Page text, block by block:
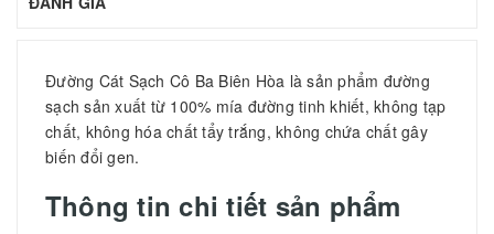
Đường Cát Sạch Cô Ba Biên Hòa là sản phẩm đường
sạch sản xuất từ 100% mía đường tinh khiết, không tạp
chất, không hóa chất tẩy trắng, không chứa chất gây
biến đổi gen.
Thông tin chi tiết sản phẩm